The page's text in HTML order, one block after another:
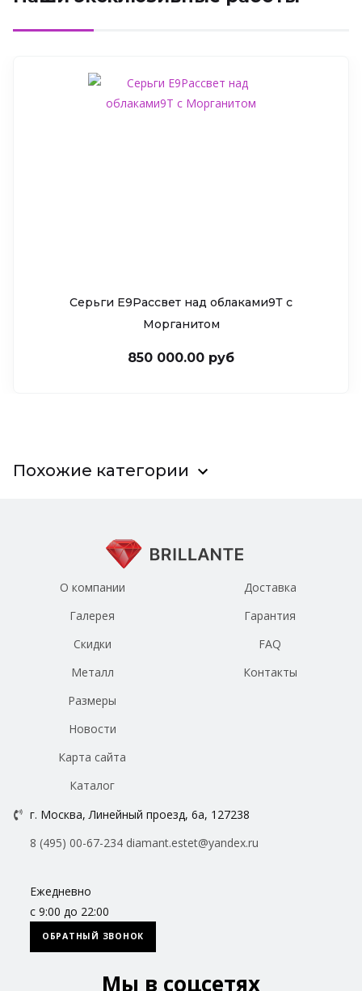
Серьги Е9Рассвет над облаками9Т c
Морганитом
850 000.00 руб
Похожие категории
О компании
Галерея
Скидки
Металл
Размеры
Новости
Доставка
Гарантия
FAQ
Контакты
Карта сайта
Каталог
г. Москва, Линейный проезд, 6а, 127238
8 (495) 00-67-234 diamant.estet@yandex.ru
Ежедневно
с 9:00 до 22:00
ОБРАТНЫЙ ЗВОНОК
Мы в соцсетях